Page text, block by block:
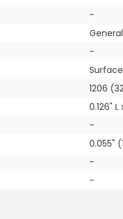
-
-
1206
0.126"
-
0.055"
-
-